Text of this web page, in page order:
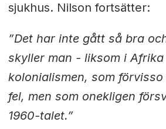
sjukhus. Nilson fortsätter:
”Det har inte gått så bra
skyller man - liksom i
kolonialismen, som
fel, men som onekligen
1960-talet.”